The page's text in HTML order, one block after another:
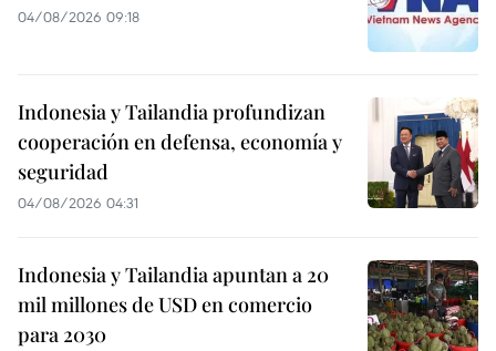
04/08/2026 09:18
Indonesia y Tailandia profundizan
cooperación en defensa, economía y
seguridad
04/08/2026 04:31
Indonesia y Tailandia apuntan a 20
mil millones de USD en comercio
para 2030